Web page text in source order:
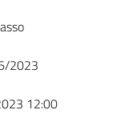
2023
12:00